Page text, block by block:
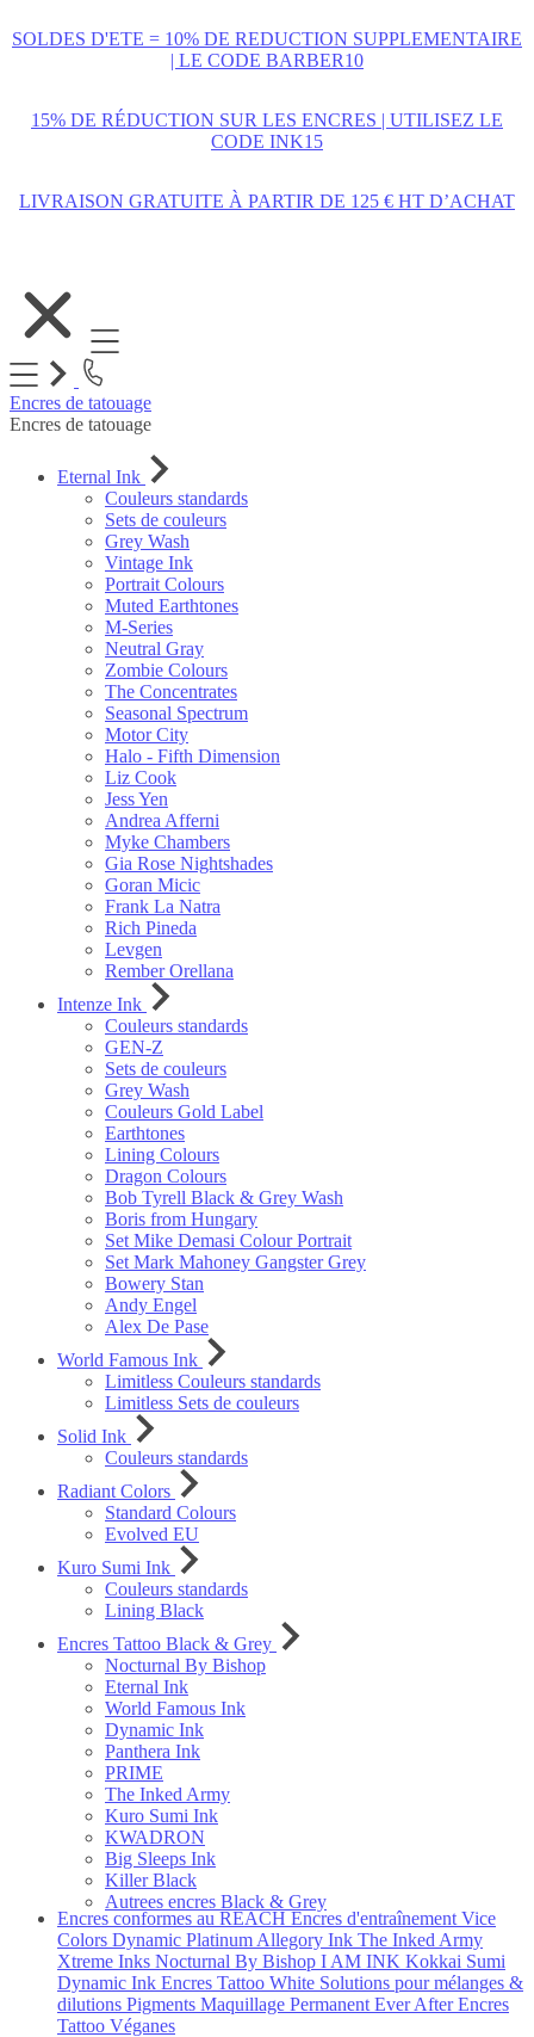
SOLDES D'ETE = 10% DE REDUCTION SUPPLEMENTAIRE
| LE CODE BARBER10
15% DE RÉDUCTION SUR LES ENCRES | UTILISEZ LE
CODE INK15
LIVRAISON GRATUITE À PARTIR DE 125 € HT D’ACHAT
Encres de tatouage
Encres de tatouage
Eternal Ink
Couleurs standards
Sets de couleurs
Grey Wash
Vintage Ink
Portrait Colours
Muted Earthtones
M-Series
Neutral Gray
Zombie Colours
The Concentrates
Seasonal Spectrum
Motor City
Halo - Fifth Dimension
Liz Cook
Jess Yen
Andrea Afferni
Myke Chambers
Gia Rose Nightshades
Goran Micic
Frank La Natra
Rich Pineda
Levgen
Rember Orellana
Intenze Ink
Couleurs standards
GEN-Z
Sets de couleurs
Grey Wash
Couleurs Gold Label
Earthtones
Lining Colours
Dragon Colours
Bob Tyrell Black & Grey Wash
Boris from Hungary
Set Mike Demasi Colour Portrait
Set Mark Mahoney Gangster Grey
Bowery Stan
Andy Engel
Alex De Pase
World Famous Ink
Limitless Couleurs standards
Limitless Sets de couleurs
Solid Ink
Couleurs standards
Radiant Colors
Standard Colours
Evolved EU
Kuro Sumi Ink
Couleurs standards
Lining Black
Encres Tattoo Black & Grey
Nocturnal By Bishop
Eternal Ink
World Famous Ink
Dynamic Ink
Panthera Ink
PRIME
The Inked Army
Kuro Sumi Ink
KWADRON
Big Sleeps Ink
Killer Black
Autrees encres Black & Grey
Encres conformes au REACH Encres d'entraînement Vice
Colors Dynamic Platinum Allegory Ink The Inked Army
Xtreme Inks Nocturnal By Bishop I AM INK Kokkai Sumi
Dynamic Ink Encres Tattoo White Solutions pour mélanges &
dilutions Pigments Maquillage Permanent Ever AfterEncres
Tattoo Véganes